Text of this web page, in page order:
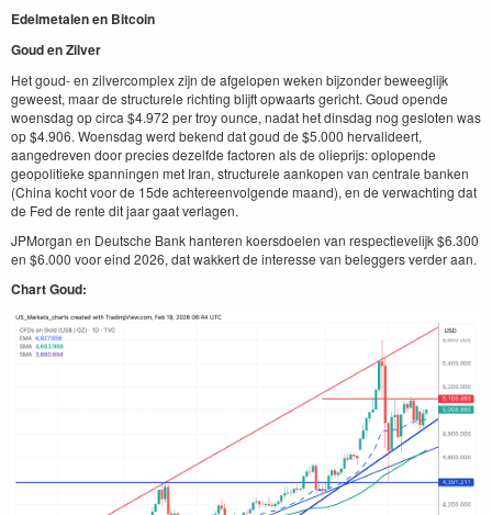
Edelmetalen en Bitcoin
Goud en Zilver
Het goud- en zilvercomplex zijn de afgelopen weken bijzonder beweeglijk
geweest, maar de structurele richting blijft opwaarts gericht. Goud opende
woensdag op circa $4.972 per troy ounce, nadat het dinsdag nog gesloten was
op $4.906. Woensdag werd bekend dat goud de $5.000 hervalideert,
aangedreven door precies dezelfde factoren als de olieprijs: oplopende
geopolitieke spanningen met Iran, structurele aankopen van centrale banken
(China kocht voor de 15de achtereenvolgende maand), en de verwachting dat
de Fed de rente dit jaar gaat verlagen.
JPMorgan en Deutsche Bank hanteren koersdoelen van respectievelijk $6.300
en $6.000 voor eind 2026, dat wakkert de interesse van beleggers verder aan.
Chart Goud: